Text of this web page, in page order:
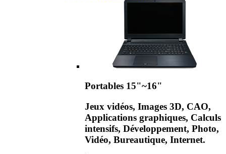
Portables 15"~16"
Jeux vidéos, Images 3D, CAO,
Applications graphiques, Calculs
intensifs, Développement, Photo,
Vidéo, Bureautique, Internet.